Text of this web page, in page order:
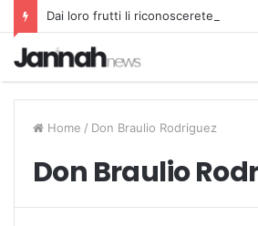
Dai loro frutti li riconoscerete
Home / Don Braulio Rodriguez
Don Braulio